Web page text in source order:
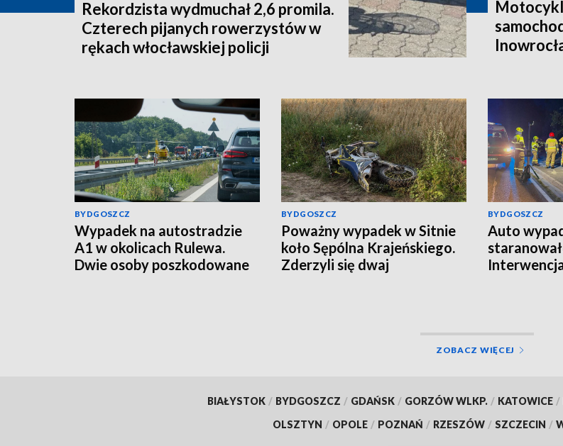
Rekordzista wydmuchał 2,6 promila.
Czterech pijanych rowerzystów w
rękach włocławskiej policji
BYDGOSZCZ
Wypadek na autostradzie
A1 w okolicach Rulewa.
Dwie osoby poszkodowane
BYDGOSZCZ
Poważny wypadek w Sitnie
koło Sępólna Krajeńskiego.
Zderzyli się dwaj
BYDGOSZCZ
Auto
ZOBACZ WIĘCEJ
BIAŁYSTOK / BYDGOSZCZ / GDAŃSK / GORZÓW WLKP. / KATOWICE /
OLSZTYN / OPOLE / POZNAŃ / RZESZÓW / SZCZECIN /